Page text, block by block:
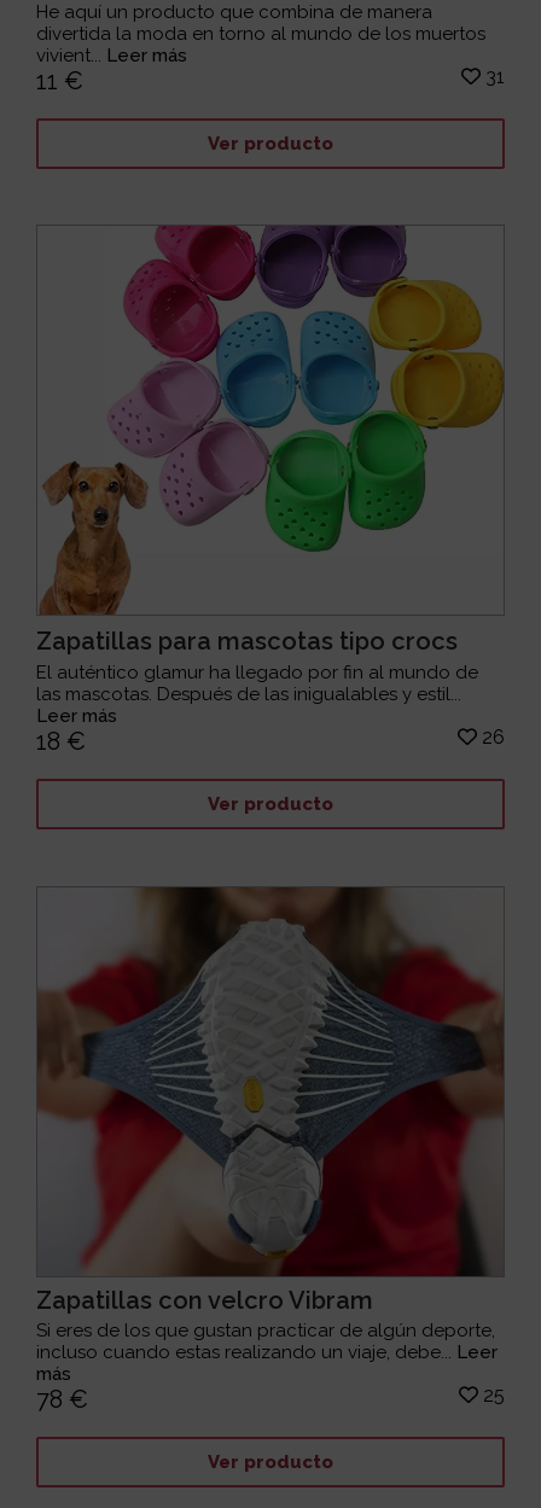
He aquí un producto que combina de manera
divertida la moda en torno al mundo de los muertos
vivient... Leer más
11 € 31
Ver producto
Zapatillas para mascotas tipo crocs
El auténtico glamur ha llegado por fin al mundo de
las mascotas. Después de las inigualables y estil...
Leer más
18 € 26
Ver producto
Zapatillas con velcro Vibram
Si eres de los que gustan practicar de algún deporte,
incluso cuando estas realizando un viaje, debe... Leer
más
78 € 25
Ver producto